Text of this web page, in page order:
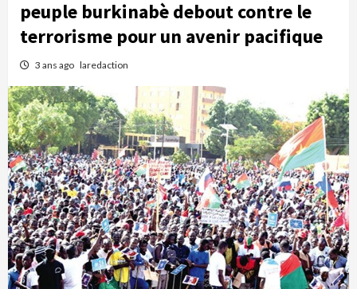
peuple burkinabè debout contre le
terrorisme pour un avenir pacifique
3 ans ago laredaction